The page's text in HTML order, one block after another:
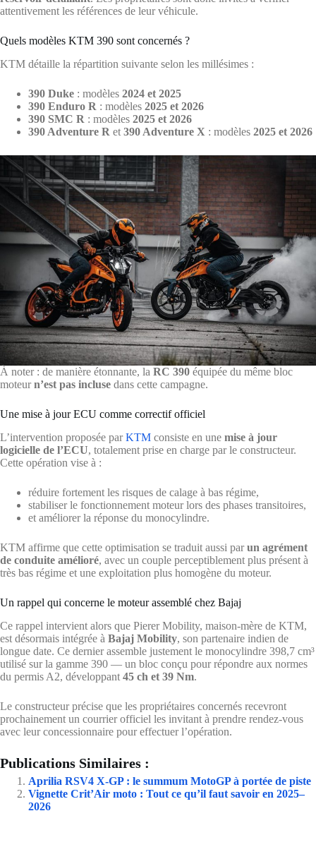
attentivement les références de leur véhicule.
Quels modèles KTM 390 sont concernés ?
KTM détaille la répartition suivante selon les millésimes :
390 Duke : modèles 2024 et 2025
390 Enduro R : modèles 2025 et 2026
390 SMC R : modèles 2025 et 2026
390 Adventure R et 390 Adventure X : modèles 2025 et 2026
À noter : de manière étonnante, la RC 390 équipée du même bloc
moteurn’est pas incluse dans cette campagne.
Une mise à jour ECU comme correctif officiel
L’intervention proposée parKTM consiste en une mise à jour
logicielle de l’ECU, totalement prise en charge par le constructeur.
Cette opération vise à :
réduire fortement les risques de calage à bas régime,
stabiliser le fonctionnement moteur lors des phases transitoires,
et améliorer la réponse du monocylindre.
KTM affirme que cette optimisation se traduit aussi parun agrément
de conduite amélioré, avec un couple perceptiblement plus présent à
très bas régime et une exploitation plus homogène du moteur.
Un rappel qui concerne le moteur assemblé chez Bajaj
Ce rappel intervient alors que Pierer Mobility, maison-mère de KTM,
est désormais intégrée à Bajaj Mobility, son partenaire indien de
longue date. Ce dernier assemble justement le monocylindre 398,7 cm³
utilisé sur la gamme 390 — un bloc conçu pour répondre aux normes
du permis A2, développant 45 ch et 39 Nm.
Le constructeur précise que les propriétaires concernés recevront
prochainement un courrier officiel les invitant à prendre rendez-vous
avec leur concessionnaire pour effectuer l’opération.
Publications Similaires :
Aprilia RSV4 X-GP : le summum MotoGP à portée de piste
Vignette Crit’Air moto : Tout ce qu’il faut savoir en 2025–
2026